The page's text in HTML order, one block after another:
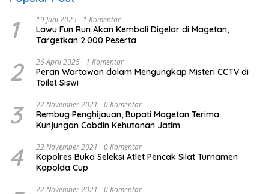
1 19 Juni 2025 1 Komentar
Lawu Fun Run Akan Kembali Digelar di Magetan,
Targetkan 2.000 Peserta
2 26 April 2025 1 Komentar
Peran Wartawan dalam Mengungkap Misteri CCTV di
Toilet Siswi
3 22 November 2021 0 Komentar
Rembug Penghijauan, Bupati Magetan Terima
Kunjungan Cabdin Kehutanan Jatim
4 22 November 2021 0 Komentar
Kapolres Buka Seleksi Atlet Pencak Silat Turnamen
Kapolda Cup
22 November 2021 0 Komentar